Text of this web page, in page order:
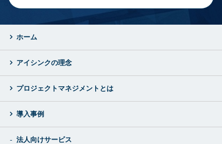
ホーム
アイシンクの理念
プロジェクトマネジメントとは
導入事例
法人向けサービス